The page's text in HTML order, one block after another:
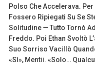
Polso Che Accelerava.
Fossero Ripiegati Su Se
Solitudine — Tutto Tornò
Freddo. Poi Ethan Svoltò
Suo Sorriso Vacillò
«Sì», Mentii. «Solo…